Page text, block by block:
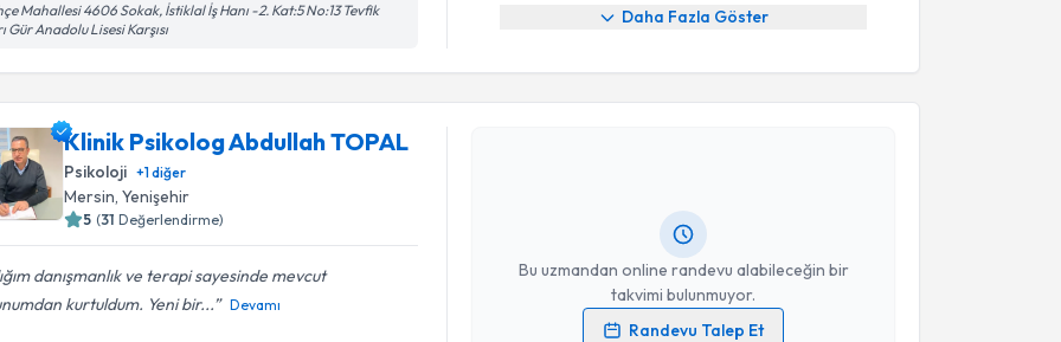
Mahallesi 4606 Sokak, İstiklal İş Hanı -2. Kat:5 No:13 Tevfik
Gür Anadolu Lisesi Karşısı
Daha Fazla Göster
Klinik Psikolog Abdullah TOPAL
Psikoloji +1diğer
Mersin, Yenişehir
5 (31 Değerlendirme)
danışmanlık ve terapi sayesinde mevcut
kurtuldum. Yeni bir...
Devamı
Bu uzmandan online randevu alabileceğin bir
takvimi bulunmuyor.
Randevu Talep Et